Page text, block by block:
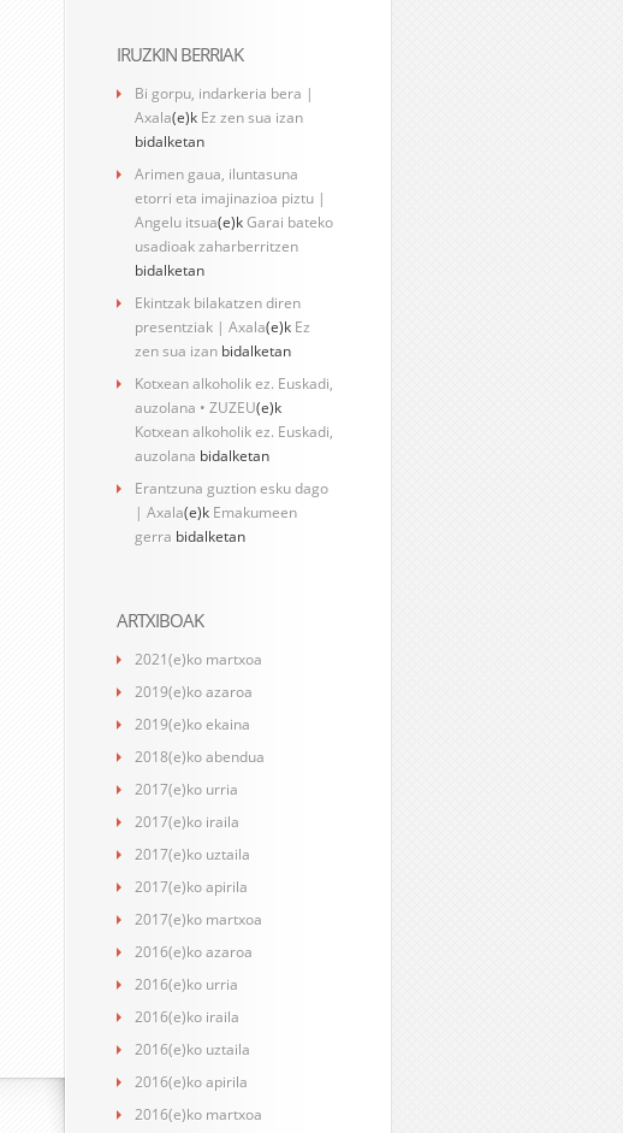
IRUZKIN BERRIAK
Bi gorpu, indarkeria bera |
Axala(e)k Ez zen sua izan
bidalketan
Arimen gaua, iluntasuna
etorri eta imajinazioa piztu |
Angelu itsua(e)kGarai bateko
usadioak zaharberritzen
bidalketan
Ekintzak bilakatzen diren
presentziak | Axala(e)k Ez
zen sua izan bidalketan
Kotxean alkoholik ez. Euskadi,
auzolana • ZUZEU(e)k
Kotxean alkoholik ez. Euskadi,
auzolana bidalketan
Erantzuna guztion esku dago
| Axala(e)k Emakumeen
gerra bidalketan
ARTXIBOAK
2021(e)ko martxoa
2019(e)ko azaroa
2019(e)ko ekaina
2018(e)ko abendua
2017(e)ko urria
2017(e)ko iraila
2017(e)ko uztaila
2017(e)ko apirila
2017(e)ko martxoa
2016(e)ko azaroa
2016(e)ko urria
2016(e)ko iraila
2016(e)ko uztaila
2016(e)ko apirila
2016(e)ko martxoa